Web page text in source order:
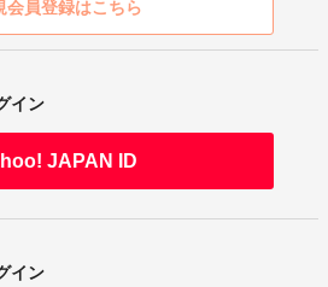
会員登録はこちら
イン
JAPAN ID
イン